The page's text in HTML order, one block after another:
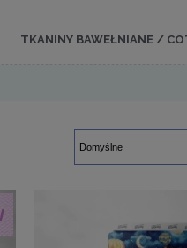
TKANINY BAWEŁNIANE /